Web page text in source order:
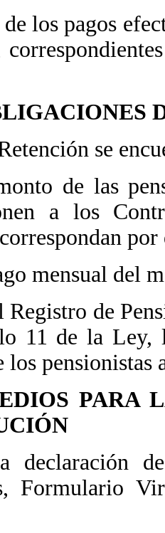
los pagos
se
de las
a los
mensual del
de
11 de la Ley,
pensionistas
PARA
declaración
Formulario